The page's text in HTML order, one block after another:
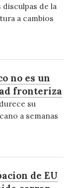
de la
a cambios
no es un
fronteriza
su
a semanas
de EU